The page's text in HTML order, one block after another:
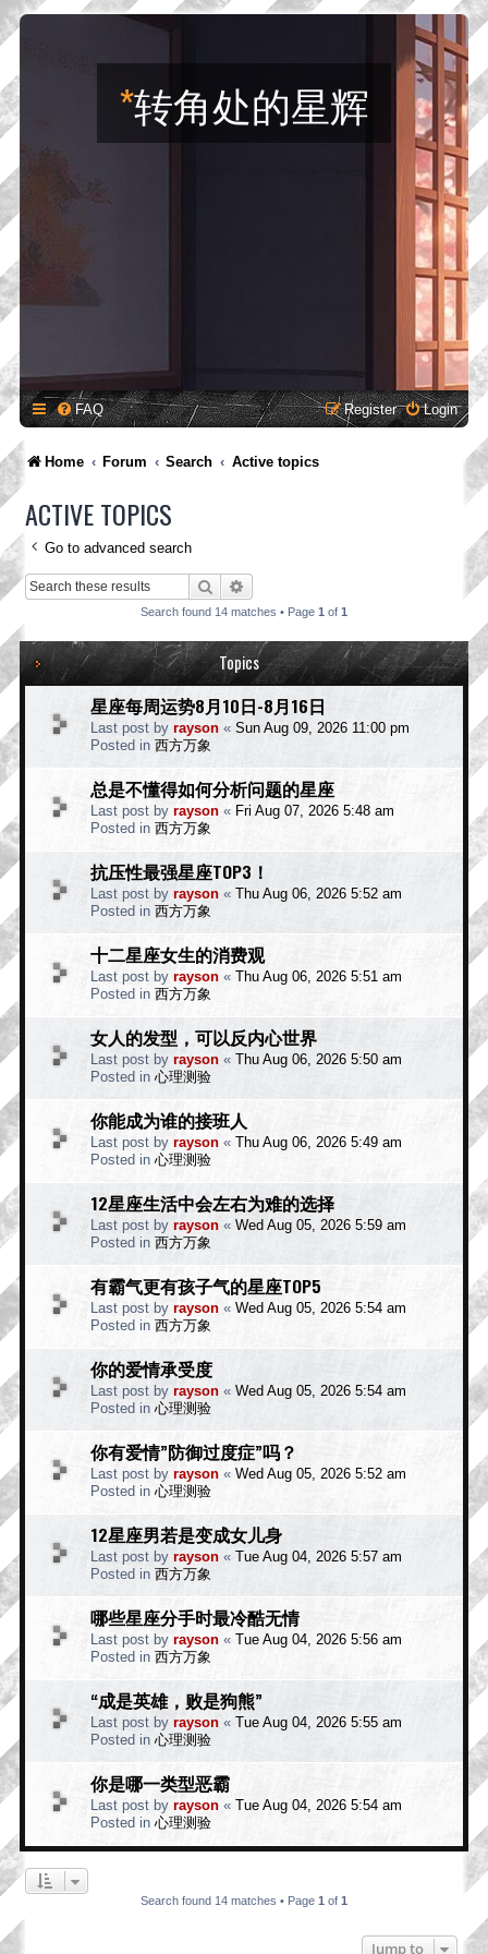
*转角处的星辉
FAQ Login
Register
Home Forum Search Active topics
ACTIVE TOPICS
Go to advanced search
Search
Search found 14 matches • Page 1 of 1
Topics
星座每周运势8月10日-8月16日
Last post by rayson « Sun Aug 09, 2026 11:00 pm
Posted in 西方万象
总是不懂得如何分析问题的星座
Last post by rayson « Fri Aug 07, 2026 5:48 am
Posted in 西方万象
抗压性最强星座TOP3！
Last post by rayson « Thu Aug 06, 2026 5:52 am
Posted in 西方万象
十二星座女生的消费观
Last post by rayson « Thu Aug 06, 2026 5:51 am
Posted in 西方万象
女人的发型，可以反内心世界
Last post by rayson « Thu Aug 06, 2026 5:50 am
Posted in 心理测验
你能成为谁的接班人
Last post by rayson « Thu Aug 06, 2026 5:49 am
Posted in心理测验
12星座生活中会左右为难的选择
Last post by rayson « Wed Aug 05, 2026 5:59 am
Posted in 西方万象
有霸气更有孩子气的星座TOP5
Last post by rayson « Wed Aug 05, 2026 5:54 am
Posted in 西方万象
你的爱情承受度
Last post by rayson « Wed Aug 05, 2026 5:54 am
Posted in 心理测验
你有爱情”防御过度症”吗？
Last post by rayson « Wed Aug 05, 2026 5:52 am
Posted in心理测验
12星座男若是变成女儿身
Last post by rayson « Tue Aug 04, 2026 5:57 am
Posted in 西方万象
哪些星座分手时最冷酷无情
Last post by rayson « Tue Aug 04, 2026 5:56 am
Posted in 西方万象
“成是英雄，败是狗熊”
Last post by rayson « Tue Aug 04, 2026 5:55 am
Posted in 心理测验
你是哪一类型恶霸
Last post by rayson « Tue Aug 04, 2026 5:54 am
Posted in心理测验
Search found 14 matches • Page 1 of 1
Jump to